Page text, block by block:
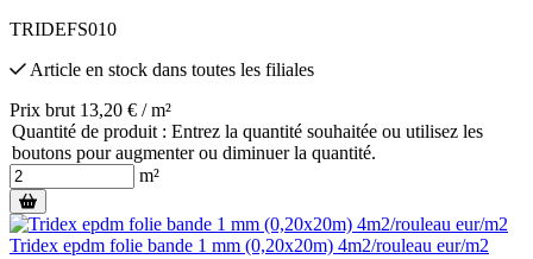
TRIDEFS010
Article en stock dans toutes les filiales
Prix brut 13,20 € / m²
Quantité de produit : Entrez la quantité souhaitée ou utilisez les
boutons pour augmenter ou diminuer la quantité.
m²
Tridex epdm folie bande 1 mm (0,20x20m) 4m2/rouleau eur/m2